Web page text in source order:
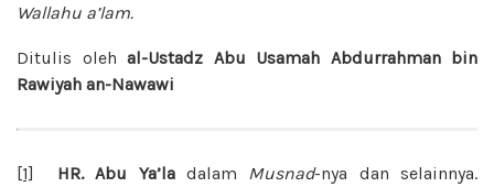
Wallahu a’lam.
Ditulis oleh al-Ustadz Abu Usamah Abdurrahman bin
Rawiyah an-Nawawi
[1] HR. Abu Ya’la dalam Musnad-nya dan selainnya.